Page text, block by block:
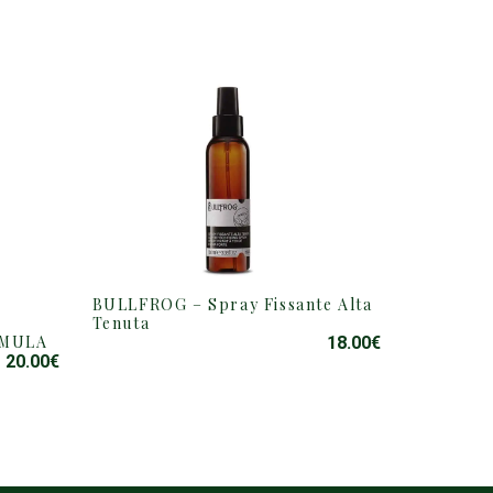
20.00€
BULLFROG – Spray Fissante Alta
Tenuta
18.00€